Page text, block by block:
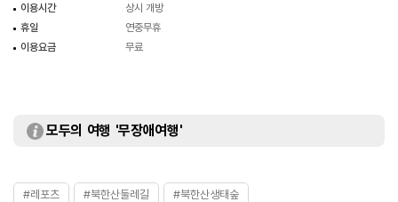
이용시간
상시 개방
휴일
연중무휴
이용요금
무료
모두의 여행 '무장애여행'
#레포츠 #북한산둘레길 #북한산생태숲